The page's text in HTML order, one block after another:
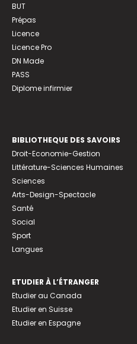
BUT
Prépas
Licence
Licence Pro
DN Made
PASS
Diplome infirmier
BIBLIOTHEQUE DES SAVOIRS
Droit-Economie-Gestion
Littérature-Sciences Humaines
Sciences
Arts-Design-Spectacle
Santé
Social
Sport
Langues
ETUDIER À L’ÉTRANGER
Etudier au Canada
Etudier en Suisse
Etudier en Espagne